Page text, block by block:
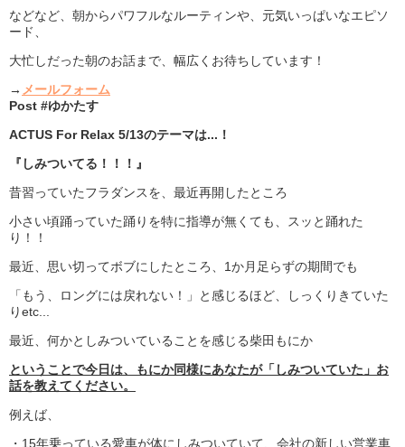
などなど、朝からパワフルなルーティンや、元気いっぱいなエピソ
ード、
大忙しだった朝のお話まで、幅広くお待ちしています！
→ メールフォーム
Post #ゆかたす
ACTUS For Relax 5/13のテーマは...！
『しみついてる！！！』
昔習っていたフラダンスを、最近再開したところ
小さい頃踊っていた踊りを特に指導が無くても、スッと踊れた
り！！
最近、思い切ってボブにしたところ、1か月足らずの期間でも
「もう、ロングには戻れない！」と感じるほど、しっくりきていた
りetc...
最近、何かとしみついていることを感じる柴田もにか
ということで今日は、もにか同様にあなたが「しみついていた」お
話を教えてください。
例えば、
・15年乗っている愛車が体にしみついていて、会社の新しい営業車